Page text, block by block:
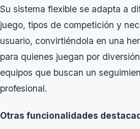
Su sistema flexible se adapta a
juego, tipos de competición y
usuario, convirtiéndola en una
para quienes juegan por
equipos que buscan un
profesional.
Otras funcionalidades